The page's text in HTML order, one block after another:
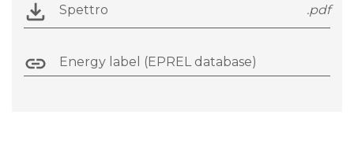
Spettro .pdf
Energy label (EPREL database)